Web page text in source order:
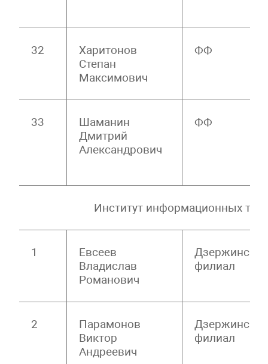
32
Харитонов
Степан
Максимович
ФФ
33
Шаманин
Дмитрий
Александрович
ФФ
Институт информационных
1
Евсеев
Владислав
Романович
Дзержинский
филиал
2
Парамонов
Виктор
Андреевич
Дзержинский
филиал